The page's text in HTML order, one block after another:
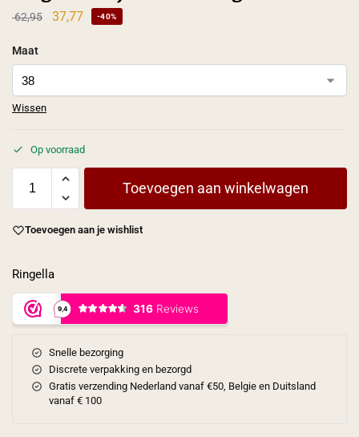
62,95 37,77 -40%
Maat
Wissen
Op voorraad
Toevoegen aan winkelwagen
Toevoegen aan je wishlist
Ringella
Snelle bezorging
Discrete verpakking en bezorgd
Gratis verzending Nederland vanaf €50, Belgie en Duitsland
vanaf € 100